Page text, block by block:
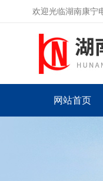
欢迎光临湖南康宁
网站首页